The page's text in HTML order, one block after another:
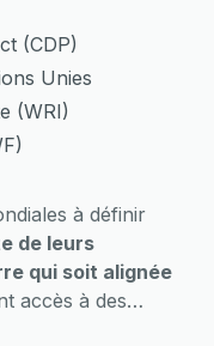
(CDP)
Unies
(WRI)
à définir
de leurs
qui soit alignée
accès à des
précises